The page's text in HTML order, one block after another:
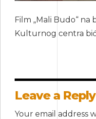
Film „Mali Budo“
Kulturnog centra
Leave a Reply
Your email address